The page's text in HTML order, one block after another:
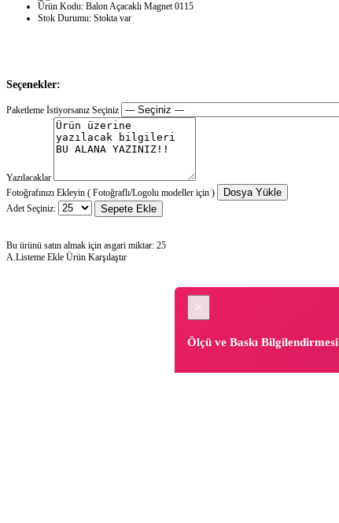
Ürün Kodu: Balon Açacaklı Magnet 0115
Stok Durumu: Stokta var
Seçenekler:
Paketleme İstiyorsanız Seçiniz
Yazılacaklar
Fotoğrafınızı Ekleyin ( Fotoğraflı/Logolu modeller için )
Dosya Yükle
Adet Seçiniz: Sepete Ekle
Bu ürünü satın almak için asgari miktar: 25
A.Listeme Ekle Ürün Karşılaştır
Ölçü ve Baskı Bilgilendirmesi